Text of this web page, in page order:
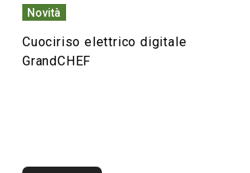
Cuocere in forno
Novità
Cuociriso elettrico digitale
GrandCHEF